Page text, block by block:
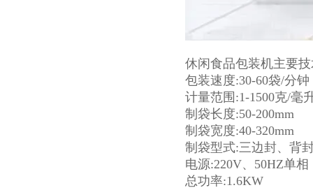
休闲食品包装机主要
包装速度:30-60袋/分钟
计量范围:1-1500克/毫
制袋长度:50-200mm
制袋宽度:40-320mm
制袋型式:三边封、背
电源:220V、50HZ单相
总功率:1.6KW